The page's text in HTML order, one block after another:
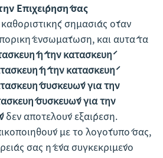
Επιχείρησή σας
σημασίας όταν
ενσωμάτωση, και αυτά τα
ή την κατασκευή
ή την κατασκευή
συσκευών για την
συσκευών για την
δεν αποτελούν εξαίρεση.
με το λογότυπό σας,
σας ή ένα συγκεκριμένο